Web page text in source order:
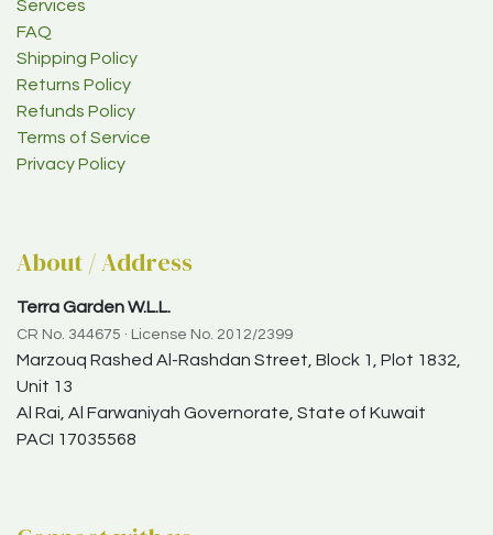
Services
FAQ
Shipping Policy
Returns Policy
Refunds Policy
Terms of Service
Privacy Policy
About / Address
Terra Garden W.L.L.
CR No. 344675 · License No. 2012/2399
Marzouq Rashed Al-Rashdan Street, Block 1, Plot 1832,
Unit 13
Al Rai, Al Farwaniyah Governorate, State of Kuwait
PACI 17035568